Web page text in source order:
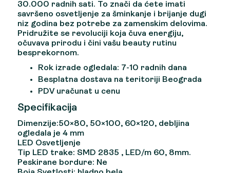
30.000 radnih sati. To znači da ćete imati
savršeno osvetljenje za šminkanje i brijanje dugi
niz godina bez potrebe za zamenskim delovima.
Pridružite se revoluciji koja čuva energiju,
očuvava prirodu i čini vašu beauty rutinu
besprekornom.
Rok izrade ogledala: 7-10 radnih dana
Besplatna dostava na teritoriji Beograda
PDV uračunat u cenu
Specifikacija
Dimenzije:50×80, 50×100, 60×120, debljina
ogledala je 4 mm
LED Osvetljenje
Tip LED trake: SMD 2835 , LED/m 60, 8mm.
Peskirane bordure: Ne